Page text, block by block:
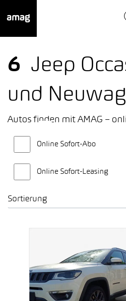
6 Jeep
und
Autos finden mit AMAG –
Online Sofort-Abo
Online Sofort-Leasing
Sortierung